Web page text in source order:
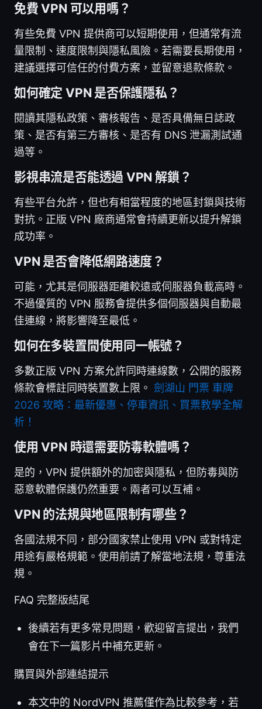
免費 VPN 可以用嗎？
有些免費 VPN 提供商可以短期使用，但通常有流
量限制、速度限制與隱私風險。若需要長期使用，
建議選擇可信任的付費方案，並留意退款條款。
如何確定 VPN 是否保護隱私？
閱讀其隱私政策、審核報告、是否具備無日誌政
策、是否有第三方審核、是否有 DNS 泄漏測試通
過等。
影視串流是否能透過 VPN 解鎖？
有些平台允許，但也有相當程度的地區封鎖與技術
對抗。正版 VPN 廠商通常會持續更新以提升解鎖
成功率。
VPN 是否會降低網路速度？
可能，尤其是伺服器距離較遠或伺服器負載高時。
不過優質的 VPN 服務會提供多個伺服器與自動最
佳連線，將影響降至最低。
如何在多裝置間使用同一帳號？
多數正版 VPN 方案允許同時連線數，公開的服務
條款會標註同時裝置數上限。 劍湖山 門票 車牌
2026 攻略：最新優惠、停車資訊、買票教學全解
析！
使用 VPN 時還需要防毒軟體嗎？
是的，VPN 提供額外的加密與隱私，但防毒與防
惡意軟體保護仍然重要。兩者可以互補。
VPN 的法規與地區限制有哪些？
各國法規不同，部分國家禁止使用 VPN 或對特定
用途有嚴格規範。使用前請了解當地法規，尊重法
規。
FAQ 完整版結尾
後續若有更多常見問題，歡迎留言提出，我們
會在下一篇影片中補充更新。
購買與外部連結提示
本文中的 NordVPN 推薦僅作為比較參考，若